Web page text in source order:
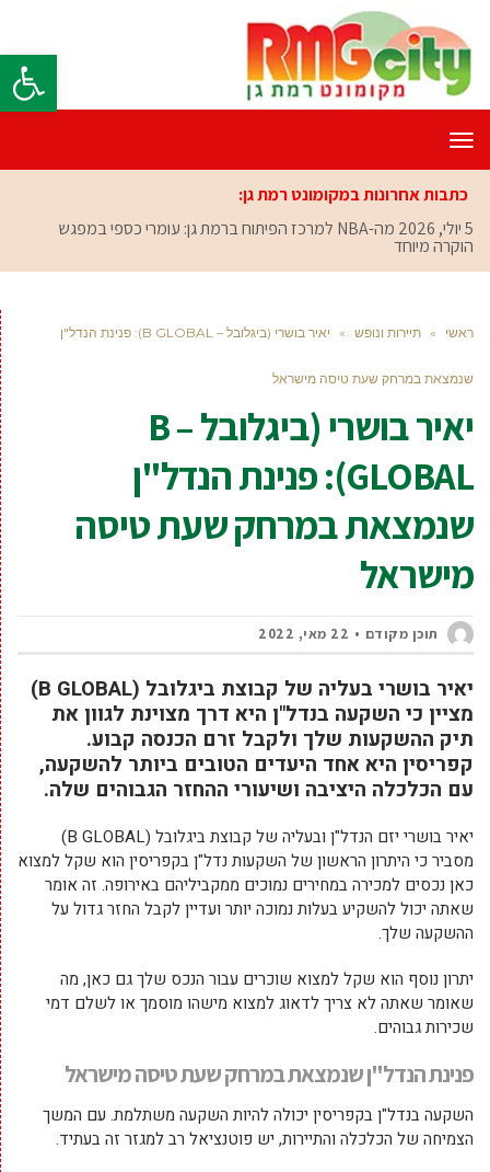
פתח
תפריט
כתבות אחרונות במקומונט רמת גן:
5 יולי, 2026
מה-NBA למרכז הפיתוח ברמת גן: עומרי כספי במפגש
הוקרה מיוחד
ראשי » תיירות ונופש » יאיר בושרי (ביגלובל – B GLOBAL): פנינת הנדל"ן
שנמצאת במרחק שעת טיסה מישראל
יאיר בושרי (ביגלובל – B
GLOBAL): פנינת הנדל"ן
שנמצאת במרחק שעת טיסה
מישראל
תוכן מקודם 22 מאי, 2022
יאיר בושרי בעליה של קבוצת ביגלובל (B GLOBAL)
מציין כי השקעה בנדל"ן היא דרך מצוינת לגוון את
תיק ההשקעות שלך ולקבל זרם הכנסה קבוע.
קפריסין היא אחד היעדים הטובים ביותר להשקעה,
עם הכלכלה היציבה ושיעורי ההחזר הגבוהים שלה.
יאיר בושרי יזם הנדל"ן ובעליה של קבוצת ביגלובל (B GLOBAL)
מסביר כי היתרון הראשון של השקעות נדל"ן בקפריסין הוא שקל למצוא
כאן נכסים למכירה במחירים נמוכים ממקביליהם באירופה. זה אומר
שאתה יכול להשקיע בעלות נמוכה יותר ועדיין לקבל החזר גדול על
ההשקעה שלך.
יתרון נוסף הוא שקל למצוא שוכרים עבור הנכס שלך גם כאן, מה
שאומר שאתה לא צריך לדאוג למצוא מישהו מוסמך או לשלם דמי
שכירות גבוהים.
פנינת הנדל"ן שנמצאת במרחק שעת טיסה מישראל
השקעה בנדל"ן בקפריסין יכולה להיות השקעה משתלמת. עם המשך
הצמיחה של הכלכלה והתיירות, יש פוטנציאל רב למגזר זה בעתיד.